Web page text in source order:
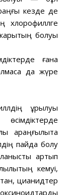
кезде де
хлорофиллге
болуы
ғана
да жүре
құрылуы
пайда болу
артып
кемуі,
цианидтер